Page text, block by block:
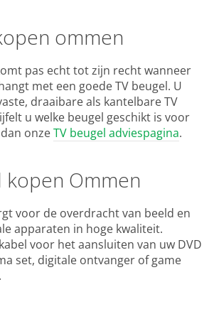
ommen
pas echt tot zijn recht wanneer
met een goede TV beugel. U
draaibare als kantelbare TV
u welke beugel geschikt is voor
onzeTV beugel adviespagina.
kopen Ommen
voor de overdracht van beeld en
apparaten in hoge kwaliteit.
voor het aansluiten van uw DVD
set, digitale ontvanger of game